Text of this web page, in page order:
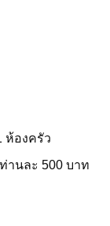
ห้องครัว
านละ 500 บาท